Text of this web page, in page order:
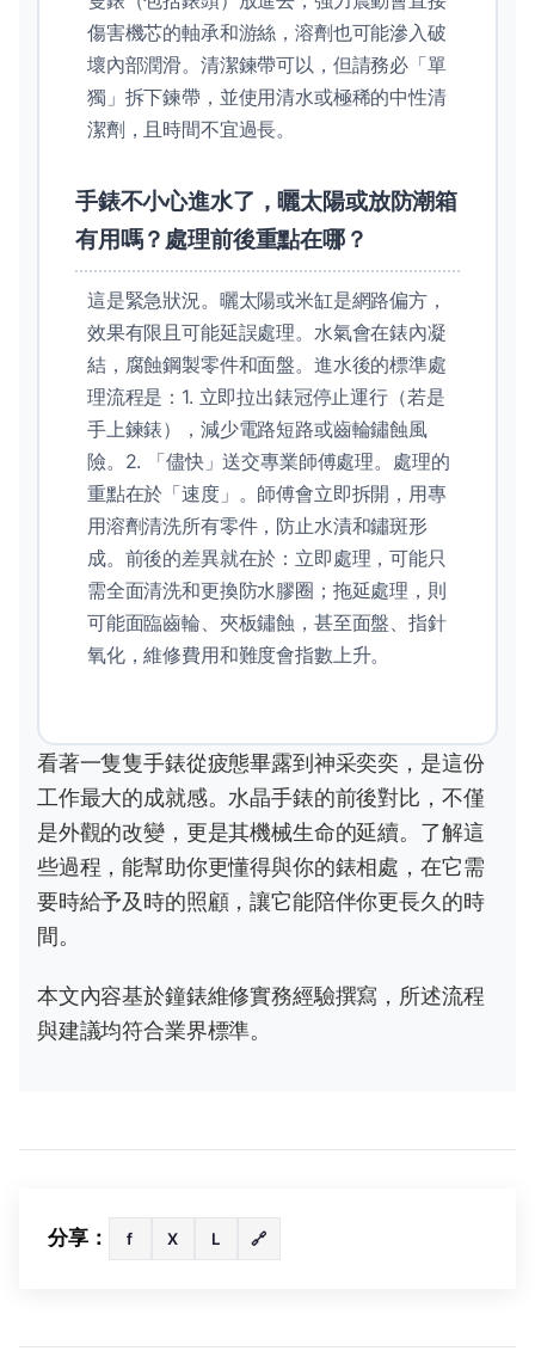
傷害機芯的軸承和游絲，溶劑也可能滲入破
壞內部潤滑。清潔鍊帶可以，但請務必「單
獨」拆下鍊帶，並使用清水或極稀的中性清
潔劑，且時間不宜過長。
手錶不小心進水了，曬太陽或放防潮箱
有用嗎？處理前後重點在哪？
這是緊急狀況。曬太陽或米缸是網路偏方，
效果有限且可能延誤處理。水氣會在錶內凝
結，腐蝕鋼製零件和面盤。進水後的標準處
理流程是：1. 立即拉出錶冠停止運行（若是
手上鍊錶），減少電路短路或齒輪鏽蝕風
險。2. 「儘快」送交專業師傅處理。處理的
重點在於「速度」。師傅會立即拆開，用專
用溶劑清洗所有零件，防止水漬和鏽斑形
成。前後的差異就在於：立即處理，可能只
需全面清洗和更換防水膠圈；拖延處理，則
可能面臨齒輪、夾板鏽蝕，甚至面盤、指針
氧化，維修費用和難度會指數上升。
看著一隻隻手錶從疲態畢露到神采奕奕，是這份
工作最大的成就感。水晶手錶的前後對比，不僅
是外觀的改變，更是其機械生命的延續。了解這
些過程，能幫助你更懂得與你的錶相處，在它需
要時給予及時的照顧，讓它能陪伴你更長久的時
間。
本文內容基於鐘錶維修實務經驗撰寫，所述流程
與建議均符合業界標準。
分享： f X L 🔗